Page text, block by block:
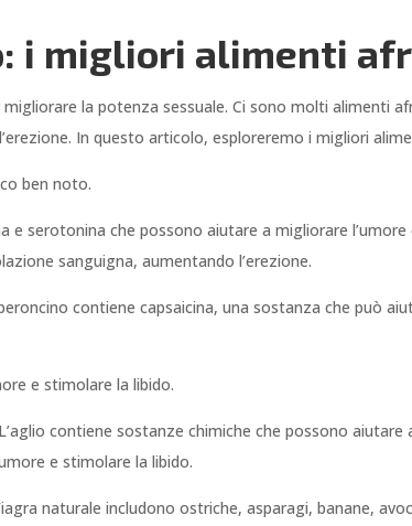
i migliori alimenti
la potenza sessuale. Ci sono molti alimenti
In questo articolo, esploreremo i migliori
ben noto.
e serotonina che possono aiutare a migliorare
sanguigna, aumentando l’erezione.
contiene capsaicina, una sostanza che può
e stimolare la libido.
contiene sostanze chimiche che possono
e stimolare la libido.
naturale includono ostriche, asparagi, banane,